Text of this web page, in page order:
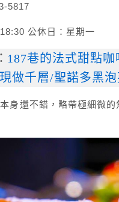
5817
公休日：星期一
187巷的法式甜點咖
做千層/聖諾多黑泡
身還不錯，略帶極細微的